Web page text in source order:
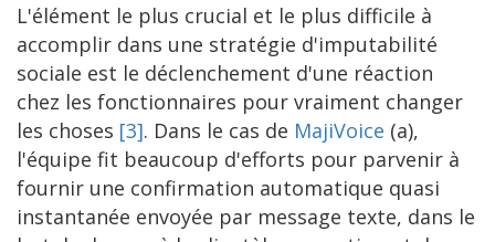
L'élément le plus crucial et le plus difficile à
accomplir dans une stratégie d'imputabilité
sociale est le déclenchement d'une réaction
chez les fonctionnaires pour vraiment changer
les choses [3]. Dans le cas de MajiVoice (a),
l'équipe fit beaucoup d'efforts pour parvenir à
fournir une confirmation automatique quasi
instantanée envoyée par message texte, dans le